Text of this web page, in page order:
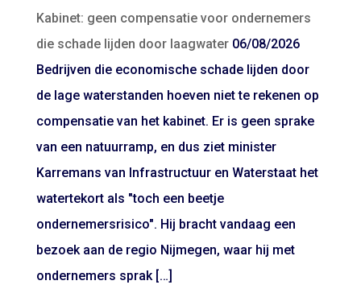
Kabinet: geen compensatie voor ondernemers
die schade lijden door laagwater 06/08/2026
Bedrijven die economische schade lijden door
de lage waterstanden hoeven niet te rekenen op
compensatie van het kabinet. Er is geen sprake
van een natuurramp, en dus ziet minister
Karremans van Infrastructuur en Waterstaat het
watertekort als "toch een beetje
ondernemersrisico". Hij bracht vandaag een
bezoek aan de regio Nijmegen, waar hij met
ondernemers sprak […]